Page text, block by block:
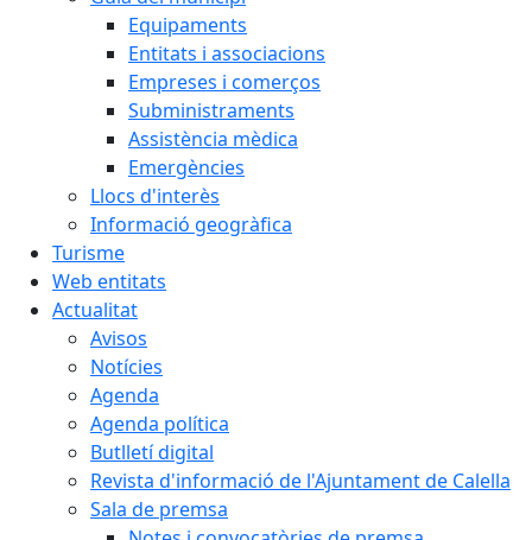
Equipaments
Entitats i associacions
Empreses i comerços
Subministraments
Assistència mèdica
Emergències
Llocs d'interès
Informació geogràfica
Turisme
Web entitats
Actualitat
Avisos
Notícies
Agenda
Agenda política
Butlletí digital
Revista d'informació de l'Ajuntament de Calella
Sala de premsa